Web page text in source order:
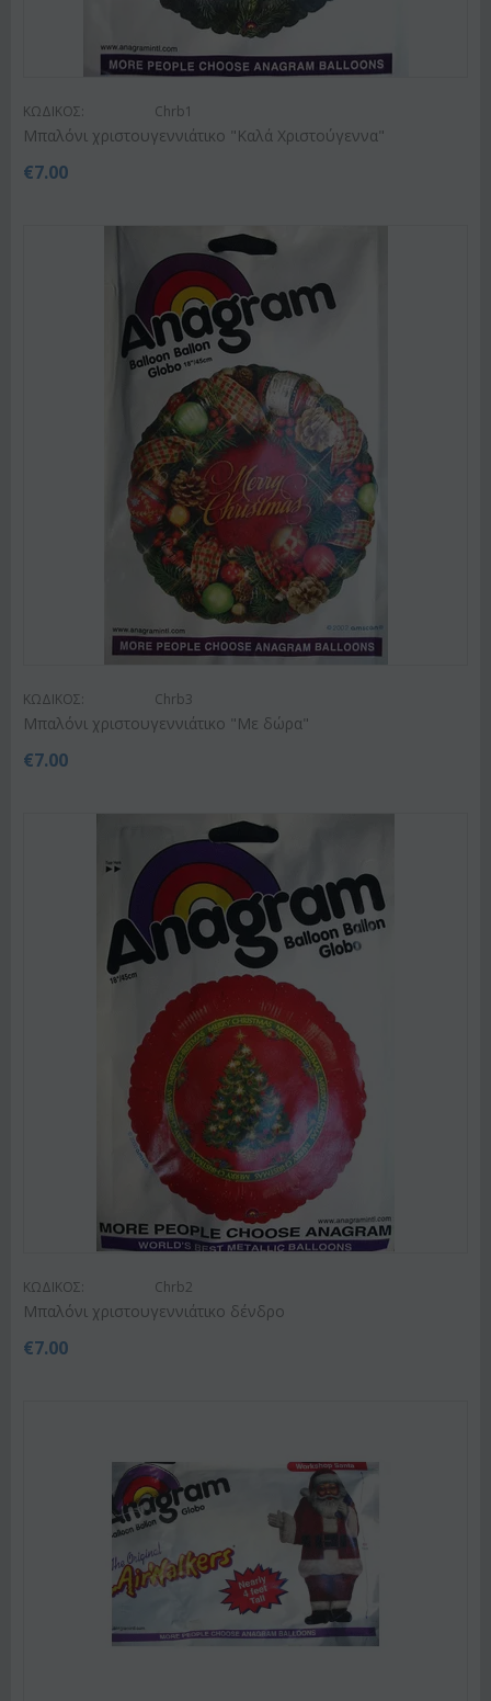
ΚΩΔΙΚΟΣ: Chrb1
Μπαλόνι χριστουγεννιάτικο "Καλά Χριστούγεννα"
€7.00
ΚΩΔΙΚΟΣ: Chrb3
Μπαλόνι χριστουγεννιάτικο "Με δώρα"
€7.00
ΚΩΔΙΚΟΣ: Chrb2
Μπαλόνι χριστουγεννιάτικο δένδρο
€7.00